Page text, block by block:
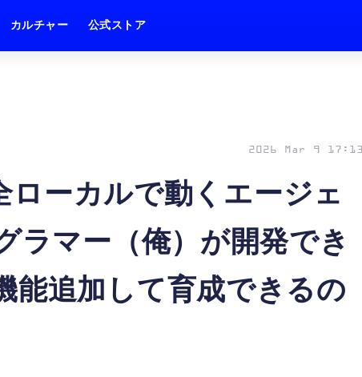
カルチャー 公式ストア
ーカルで動くエージェ
ラマー（俺）が開発でき
能追加して育成できるの
2026 Mar 9 17:13